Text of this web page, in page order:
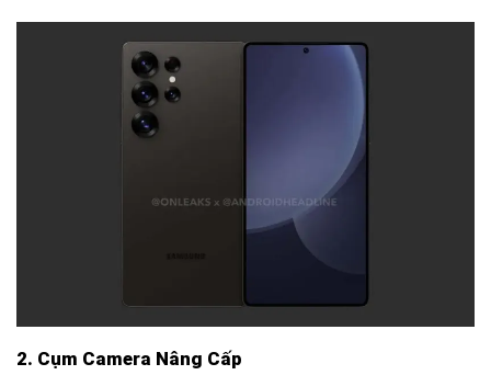
2. Cụm Camera Nâng Cấp